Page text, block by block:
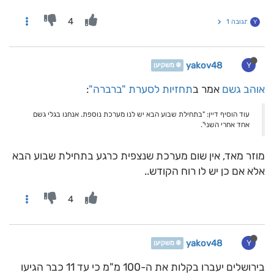
Y תגובה 1 4
Y
yakov48 ❄️ משקיען
אוהב גשם אמר בתחזיות לסערת "ברברה":
עוד הוסיף דיין: "בתחילת שבוע הבא יש לנו מערכת נוספת. אנחנו בגלי גשם
אחד אחרי השני".
מוזר מאד, אין שום מערכת שנצפית כרגע בתחילת שבוע הבא
אלא אם כן יש לו רוח הקודש..
4
Y
yakov48 ❄️ משקיען
בירושלים יעברו בקלות את ה-100 מ"מ כי עד 11 כבר הגיעו